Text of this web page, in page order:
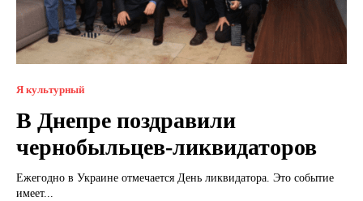
Я культурный
В Днепре поздравили
чернобыльцев-ликвидаторов
Ежегодно в Украине отмечается День ликвидатора. Это событие
имеет...